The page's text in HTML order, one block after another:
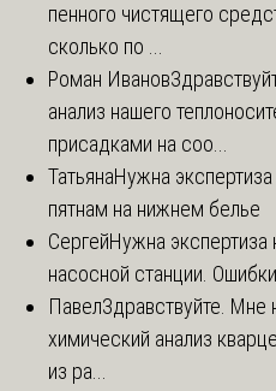
пенного чистящего
сколько по ...
Роман Иванов
анализ нашего
присадками на соо...
ТатьянаНужна
пятнам на нижнем белье
СергейНужна экспертиза
насосной станции.
ПавелЗдравствуйте. Мне
химический анализ
из ра...